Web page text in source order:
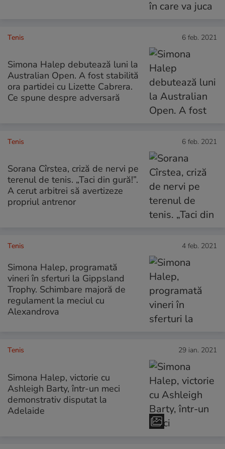
Tenis 6 feb. 2021
Simona Halep debutează luni la
Australian Open. A fost stabilită
ora partidei cu Lizette Cabrera.
Ce spune despre adversară
Tenis 6 feb. 2021
Sorana Cîrstea, criză de nervi pe
terenul de tenis. „Taci din gură!”.
A cerut arbitrei să avertizeze
propriul antrenor
Tenis 4 feb. 2021
Simona Halep, programată
vineri în sferturi la Gippsland
Trophy. Schimbare majoră de
regulament la meciul cu
Alexandrova
Tenis 29 ian. 2021
Simona Halep, victorie cu
Ashleigh Barty, într-un meci
demonstrativ disputat la
Adelaide